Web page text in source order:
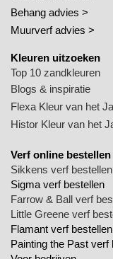
Behang advies >
Muurverf advies >
Kleuren uitzoeken
Top 10 zandkleuren
Blogs & inspiratie
Flexa Kleur van het
Histor Kleur van het
Verf online bestellen
Sikkens verf bestellen
Sigma verf bestellen
Farrow & Ball verf
Little Greene verf
Flamant verf bestellen
Painting the Past verf